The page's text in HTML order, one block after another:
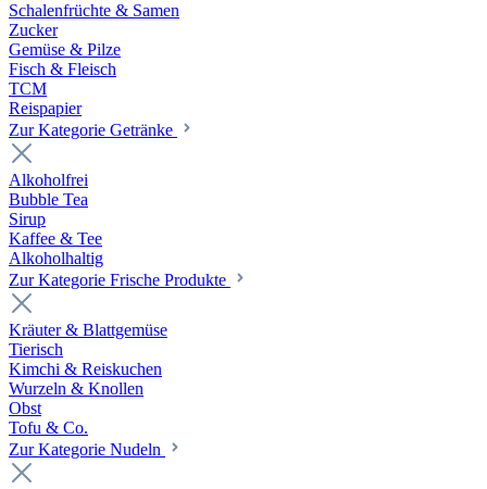
Schalenfrüchte & Samen
Zucker
Gemüse & Pilze
Fisch & Fleisch
TCM
Reispapier
Zur Kategorie Getränke
Alkoholfrei
Bubble Tea
Sirup
Kaffee & Tee
Alkoholhaltig
Zur Kategorie Frische Produkte
Kräuter & Blattgemüse
Tierisch
Kimchi & Reiskuchen
Wurzeln & Knollen
Obst
Tofu & Co.
Zur Kategorie Nudeln